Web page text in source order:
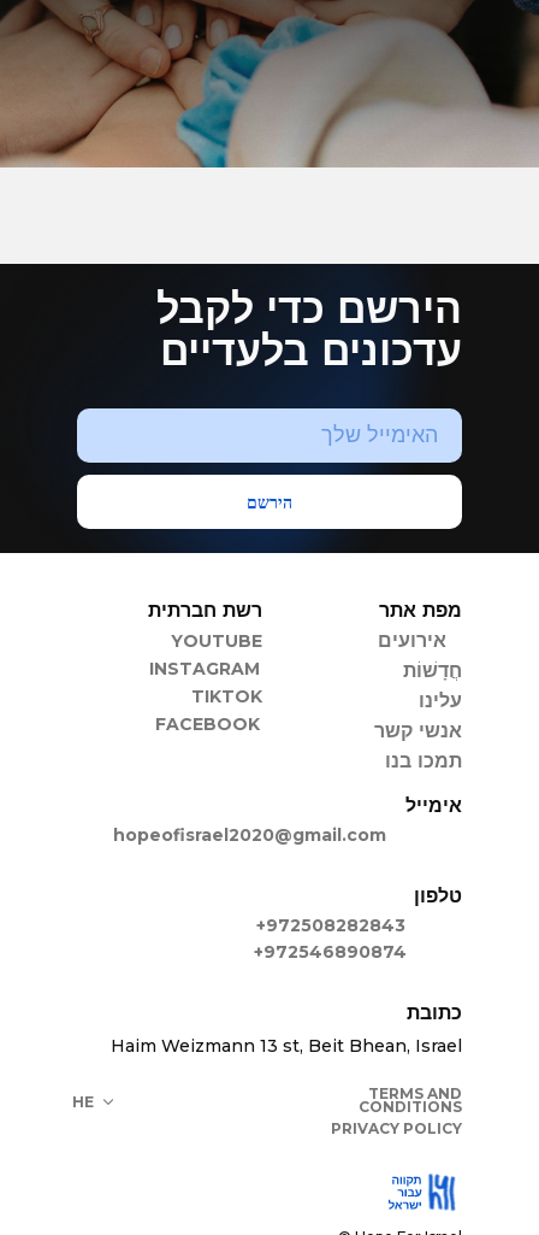
הירשם כדי לקבל
עדכונים בלעדיים
הירשם
מפת אתר
אירועים
עלינו
חֲדָשׁוֹת
אנשי קשר
תמכו בנו
רשת חברתית
YOUTUBE
INSTAGRAM
TIKTOK
FACEBOOK
כתובת
Haim Weizmann 13 st, Beit Bhean, Israel
אימייל
טלפון
hopeofisrael2020@gmail.com
TERMS AND
CONDITIONS
+972508282843
PRIVACY POLICY
+972546890874
HE